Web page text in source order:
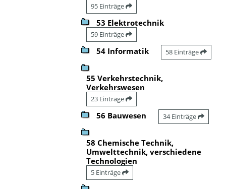
95 Einträge
53 Elektrotechnik
59 Einträge
54 Informatik 58 Einträge
55 Verkehrstechnik,
Verkehrswesen
23 Einträge
56 Bauwesen 34 Einträge
58 Chemische Technik,
Umwelttechnik, verschiedene
Technologien
5 Einträge